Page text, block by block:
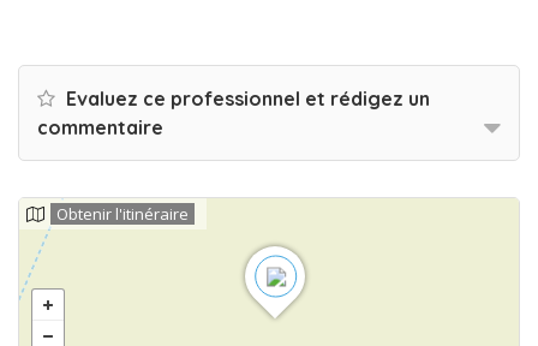
Evaluez ce professionnel et rédigez un
commentaire
Obtenir l'itinéraire